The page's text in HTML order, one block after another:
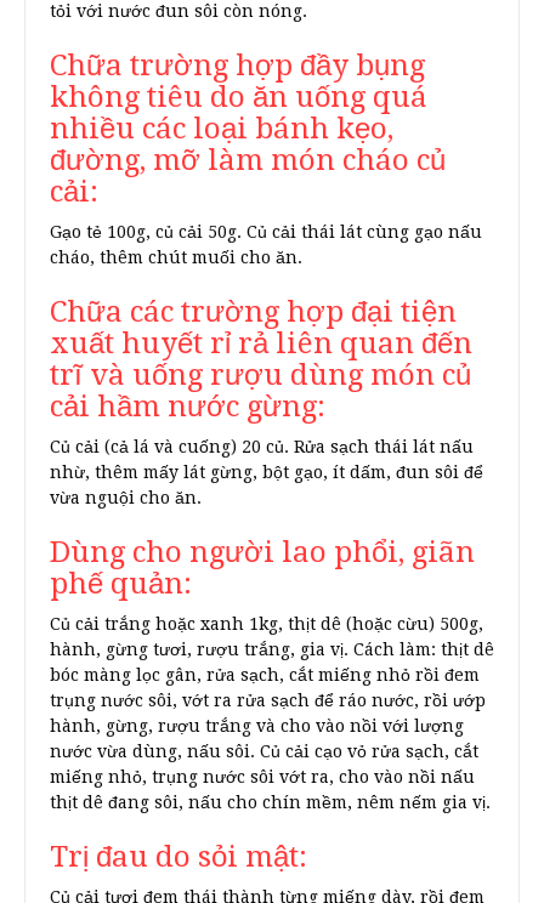
tỏi với nước đun sôi còn nóng.
Chữa trường hợp đầy bụng
không tiêu do ăn uống quá
nhiều các loại bánh kẹo,
đường, mỡ làm món cháo củ
cải:
Gạo tẻ 100g, củ cải 50g. Củ cải thái lát cùng gạo nấu
cháo, thêm chút muối cho ăn.
Chữa các trường hợp đại tiện
xuất huyết rỉ rả liên quan đến
trĩ và uống rượu dùng món củ
cải hầm nước gừng:
Củ cải (cả lá và cuống) 20 củ. Rửa sạch thái lát nấu
nhừ, thêm mấy lát gừng, bột gạo, ít dấm, đun sôi để
vừa nguội cho ăn.
Dùng cho người lao phổi, giãn
phế quản:
Củ cải trắng hoặc xanh 1kg, thịt dê (hoặc cừu) 500g,
hành, gừng tươi, rượu trắng, gia vị. Cách làm: thịt dê
bóc màng lọc gân, rửa sạch, cắt miếng nhỏ rồi đem
trụng nước sôi, vớt ra rửa sạch để ráo nước, rồi ướp
hành, gừng, rượu trắng và cho vào nồi với lượng
nước vừa dùng, nấu sôi. Củ cải cạo vỏ rửa sạch, cắt
miếng nhỏ, trụng nước sôi vớt ra, cho vào nồi nấu
thịt dê đang sôi, nấu cho chín mềm, nêm nếm gia vị.
Trị đau do sỏi mật:
Củ cải tươi đem thái thành từng miếng dày, rồi đem